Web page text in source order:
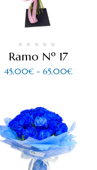
Ramo Nº 17
45,00€ - 65,00€